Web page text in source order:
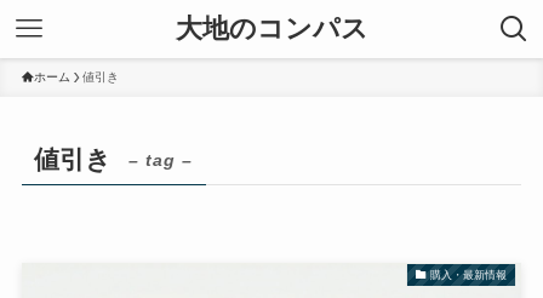
大地のコンパス
ホーム 値引き
値引き – tag –
購入・最新情報